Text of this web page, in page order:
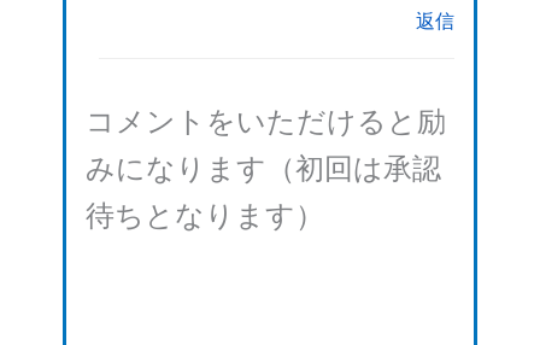
返信
コメントをいただけると励
みになります（初回は承認
待ちとなります）